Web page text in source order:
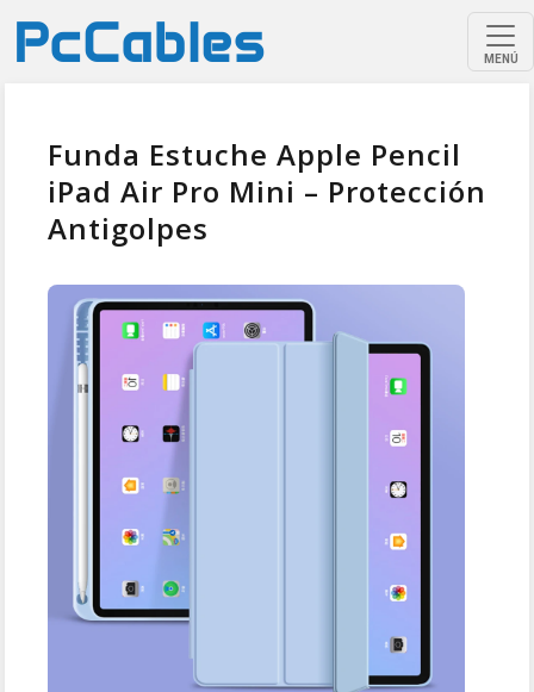
MENÚ
Funda Estuche Apple Pencil
iPad Air Pro Mini – Protección
Antigolpes